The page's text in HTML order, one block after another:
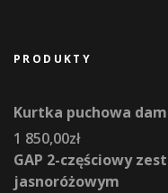
PRODUKTY
Kurtka puchowa
1 850,00zł
GAP 2-częściowy
jasnoróżowym